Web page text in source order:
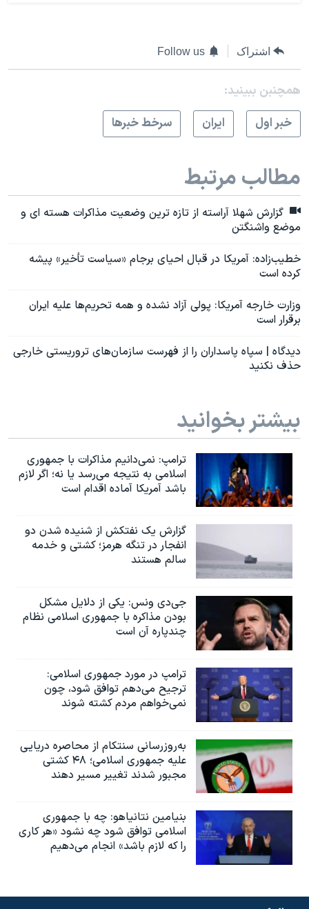
اشتراک Follow us
همچنبن ببینید:
خبر اول
ايران سرخط خبرها
مطالب مرتبط
گزارش شهلا آراسته از تازه ترین وضعیت مذاکرات هسته ای و
موضع واشنگتن
خطیب‌زاده: آمریکا در قبال احیای برجام «سیاست تأخیر» پیشه
کرده است
وزارت خارجه آمریکا: پولی آزاد نشده و همه تحریم‌ها علیه ایران
برقرار است
دیدگاه | سپاه پاسداران را از فهرست سازمان‌های تروریستی خارجی
حذف نکنید
بیشتر بخوانید
ترامپ: نمی‌دانیم مذاکرات با جمهوری
اسلامی به نتیجه می‌رسد یا نه؛ اگر لازم
باشد آمریکا آماده اقدام است
گزارش یک نفتکش از شنیده شدن دو
انفجار در تنگه هرمز؛ کشتی و خدمه
سالم هستند
جی‌دی ونس: یکی از دلایل مشکل
بودن مذاکره با جمهوری اسلامی نظام
چندپاره آن است
ترامپ در مورد جمهوری اسلامی:
ترجیح می‌دهم توافق شود، چون
نمی‌خواهم مردم کشته شوند
به‌روزرسانی سنتکام از محاصره دریایی
علیه جمهوری اسلامی؛ ۴۸ کشتی
مجبور شدند تغییر مسیر دهند
بنیامین نتانیاهو: چه با جمهوری
اسلامی توافق شود چه نشود «هر کاری
را که لازم باشد» انجام می‌دهیم